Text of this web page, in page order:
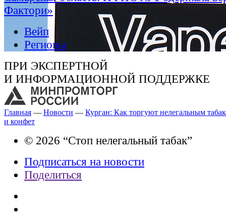
Фактори»
Вейп
Регионы
ПРИ ЭКСПЕРТНОЙ
И ИНФОРМАЦИОННОЙ ПОДДЕРЖКЕ
Главная — Новости — Курган: Как торгуют нелегальным
и конфет
© 2026 “Стоп нелегальный табак”
Подписаться на новости
Поделиться